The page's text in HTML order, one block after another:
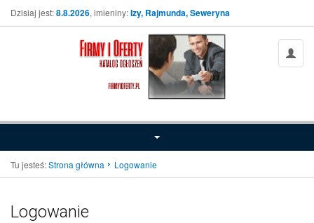
Dzisiaj jest:8.8.2026, imieniny:Izy, Rajmunda, Seweryna
Tu jesteś:Strona główna Logowanie
Logowanie